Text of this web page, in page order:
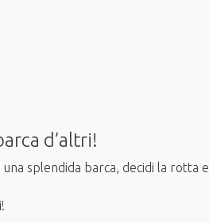
d’altri!
una splendida barca, decidi la rotta e